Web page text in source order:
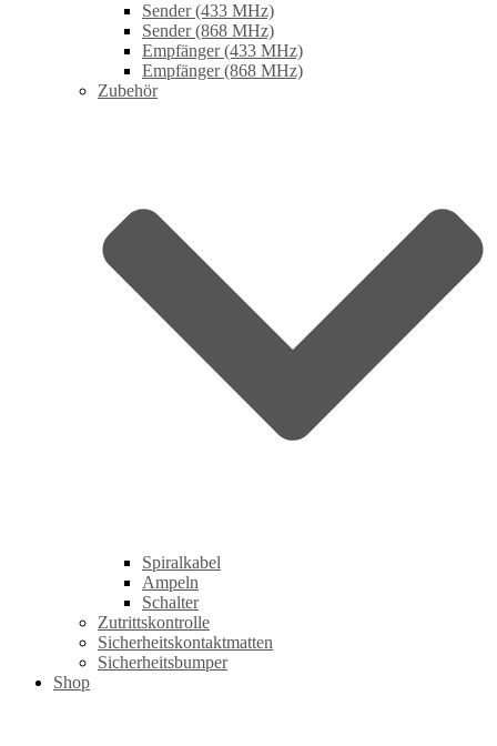
Sender (433 MHz)
Sender (868 MHz)
Empfänger (433 MHz)
Empfänger (868 MHz)
Zubehör
Spiralkabel
Ampeln
Schalter
Zutrittskontrolle
Sicherheitskontaktmatten
Sicherheitsbumper
Shop